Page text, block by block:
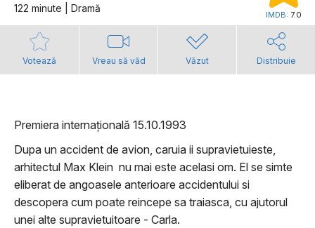
122 minute | Dramă
IMDB: 7.0
Votează Vreau să văd Văzut Distribuie
Premiera internațională 15.10.1993
Dupa un accident de avion, caruia ii supravietuieste,
arhitectul Max Klein nu mai este acelasi om. El se simte
eliberat de angoasele anterioare accidentului si
descopera cum poate reincepe sa traiasca, cu ajutorul
unei alte supravietuitoare - Carla.